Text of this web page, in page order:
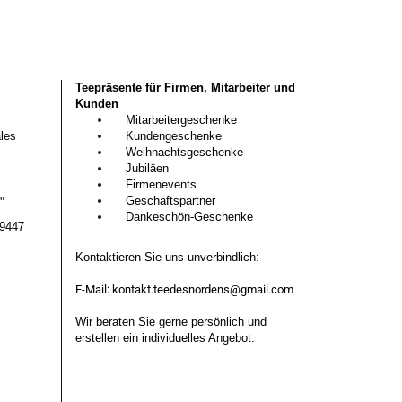
Teepräsente für Firmen, Mitarbeiter und
Kunden
Mitarbeitergeschenke
Kundengeschenke
Weihnachtsgeschenke
Jubiläen
Firmenevents
Geschäftspartner
Dankeschön-Geschenke
Kontaktieren Sie uns unverbindlich:
E-Mail: kontakt.teedesnordens@gmail.com
Wir beraten Sie gerne persönlich und
erstellen ein individuelles Angebot.